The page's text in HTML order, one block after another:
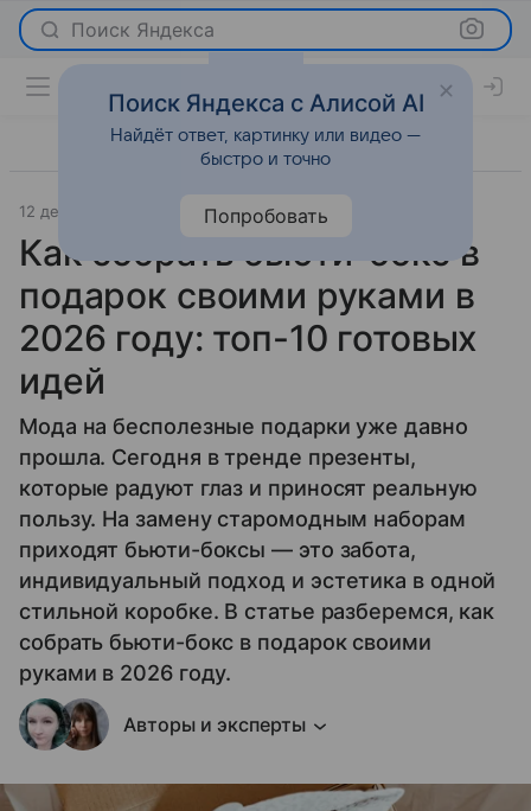
Поиск Яндекса
12 декабря 2025 Леди Mail Рейтинги
Как собрать бьюти-бокс в
подарок своими руками в
2026 году: топ-10 готовых
идей
Мода на бесполезные подарки уже давно
прошла. Сегодня в тренде презенты,
которые радуют глаз и приносят реальную
пользу. На замену старомодным наборам
приходят бьюти-боксы — это забота,
индивидуальный подход и эстетика в одной
стильной коробке. В статье разберемся, как
собрать бьюти-бокс в подарок своими
руками в 2026 году.
Авторы и эксперты
Поиск Яндекса с Алисой AI
Найдёт ответ, картинку или видео —
быстро и точно
Попробовать